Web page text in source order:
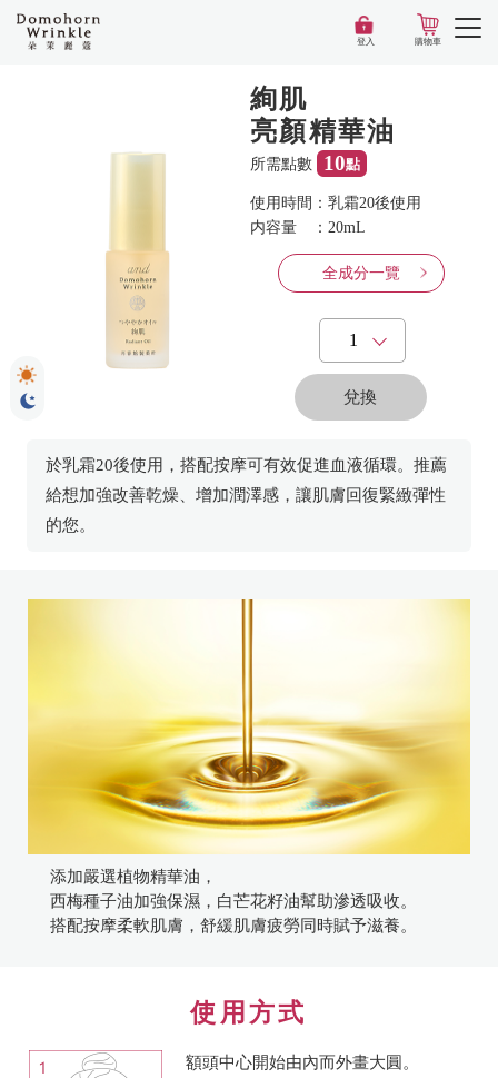
登入 購物車
絢肌
亮顏精華油
所需點數 10點
使用時間 ： 乳霜20後使用
内容量
： 20mL
全成分一覽
兌換
於乳霜20後使用，搭配按摩可有效促進血液循環。推薦
給想加強改善乾燥、增加潤澤感，讓肌膚回復緊緻彈性
的您。
添加嚴選植物精華油，
西梅種子油加強保濕，白芒花籽油幫助滲透吸收。
搭配按摩柔軟肌膚，舒緩肌膚疲勞同時賦予滋養。
使用方式
額頭中心開始由內而外畫大圓。